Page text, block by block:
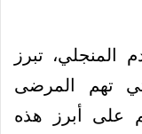
المنجلي، تبرز
تهم المرضى
على أبرز هذه